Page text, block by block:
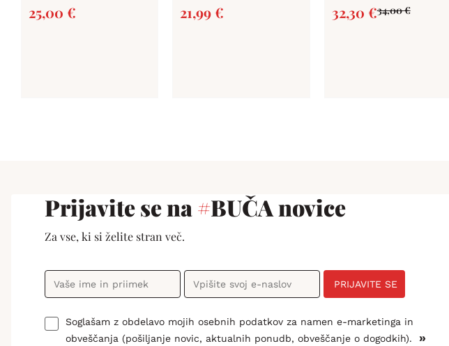
25,00 € 21,99€ 34,00€
32,30 €
Prijavite se na#BUČA novice
Za vse, ki si želite stran več.
Soglašam z obdelavo mojih osebnih podatkov za namen e-marketinga in
obveščanja (pošiljanje novic, aktualnih ponudb, obveščanje o dogodkih).
»
PRIJAVITE SE